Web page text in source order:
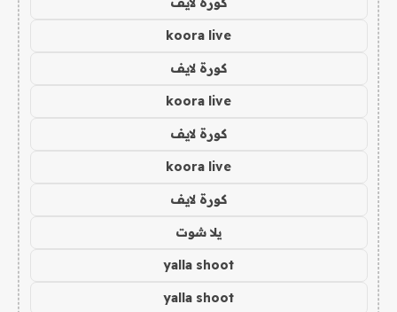
koora live
كورة لايف
koora live
كورة لايف
koora live
كورة لايف
يلا شوت
yalla shoot
yalla shoot